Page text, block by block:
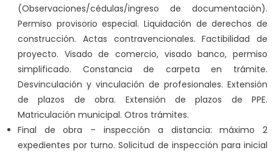
(Observaciones/cédulas/ingreso de documentación).
Permiso provisorio especial. Liquidación de derechos de
construcción. Actas contravencionales. Factibilidad de
proyecto. Visado de comercio, visado banco, permiso
simplificado. Constancia de carpeta en trámite.
Desvinculación y vinculación de profesionales. Extensión
de plazos de obra. Extensión de plazos de PPE.
Matriculación municipal. Otros trámites.
Final de obra – inspección a distancia: máximo 2
expedientes por turno. Solicitud de inspección para inicial